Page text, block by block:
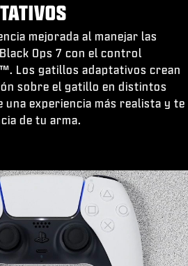
mejorada al manejar las
Ops 7 con el control
Los gatillos adaptativos crean
sobre el gatillo en distintos
una experiencia más realista y te
de tu arma.